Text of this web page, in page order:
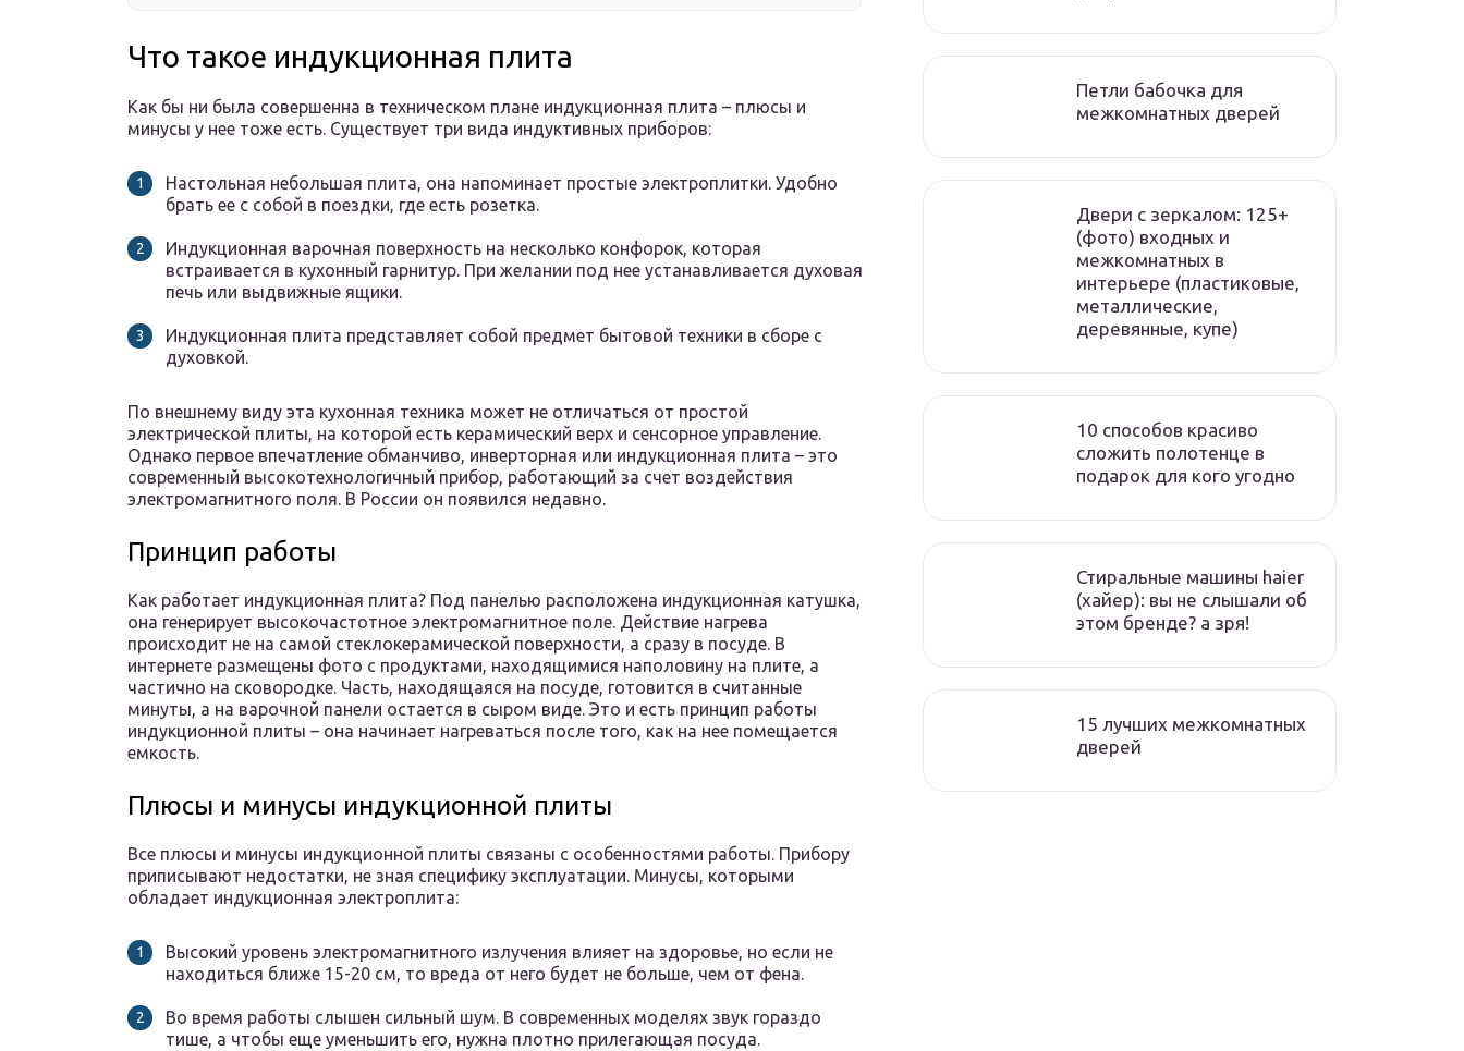
Что такое индукционная плита
Как бы ни была совершенна в техническом плане индукционная плита – плюсы и
минусы у нее тоже есть. Существует три вида индуктивных приборов:
Настольная небольшая плита, она напоминает простые электроплитки. Удобно
брать ее с собой в поездки, где есть розетка.
Индукционная варочная поверхность на несколько конфорок, которая
встраивается в кухонный гарнитур. При желании под нее устанавливается духовая
печь или выдвижные ящики.
Индукционная плита представляет собой предмет бытовой техники в сборе с
духовкой.
По внешнему виду эта кухонная техника может не отличаться от простой
электрической плиты, на которой есть керамический верх и сенсорное управление.
Однако первое впечатление обманчиво, инверторная или индукционная плита – это
современный высокотехнологичный прибор, работающий за счет воздействия
электромагнитного поля. В России он появился недавно.
Принцип работы
Как работает индукционная плита? Под панелью расположена индукционная катушка,
она генерирует высокочастотное электромагнитное поле. Действие нагрева
происходит не на самой стеклокерамической поверхности, а сразу в посуде. В
интернете размещены фото с продуктами, находящимися наполовину на плите, а
частично на сковородке. Часть, находящаяся на посуде, готовится в считанные
минуты, а на варочной панели остается в сыром виде. Это и есть принцип работы
индукционной плиты – она начинает нагреваться после того, как на нее помещается
емкость.
Плюсы и минусы индукционной плиты
Все плюсы и минусы индукционной плиты связаны с особенностями работы. Прибору
приписывают недостатки, не зная специфику эксплуатации. Минусы, которыми
обладает индукционная электроплита:
Высокий уровень электромагнитного излучения влияет на здоровье, но если не
находиться ближе 15-20 см, то вреда от него будет не больше, чем от фена.
Во время работы слышен сильный шум. В современных моделях звук гораздо
тише, а чтобы еще уменьшить его, нужна плотно прилегающая посуда.
Петли бабочка для
межкомнатных дверей
Двери с зеркалом: 125+
(фото) входных и
межкомнатных в
интерьере (пластиковые,
металлические,
деревянные, купе)
10 способов красиво
сложить полотенце в
подарок для кого угодно
Стиральные машины haier
(хайер): вы не слышали об
этом бренде? а зря!
15 лучших межкомнатных
дверей